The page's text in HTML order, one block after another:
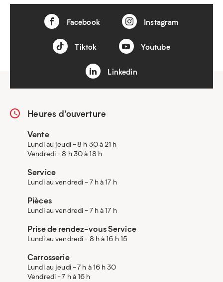
Facebook Instagram
Tiktok Youtube
Linkedin
Heures d'ouverture
Vente
Lundi au jeudi - 8 h 30 à 21 h
Vendredi - 8 h 30 à 18 h
Service
Lundi au vendredi - 7 h à 17 h
Pièces
Lundi au vendredi - 7 h à 17 h
Prise de rendez-vous Service
Lundi au vendredi - 8 h à 16 h 15
Carrosserie
Lundi au jeudi - 7 h à 16 h 30
Vendredi - 7 h à 16 h